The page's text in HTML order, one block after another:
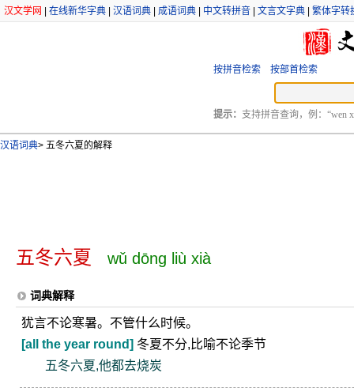
汉文学网 在线新华字典 汉语词典 成语词典 中文转拼音 文言文字典 繁体字转
按拼音检索 按部首检索
提示： 支持拼音查询，例：“wen
汉语词典> 五冬六夏的解释
五冬六夏 wǔ dōng liù xià
词典解释
犹言不论寒暑。不管什么时候。
[all the year round] 冬夏不分,比喻不论季节
五冬六夏,他都去烧炭